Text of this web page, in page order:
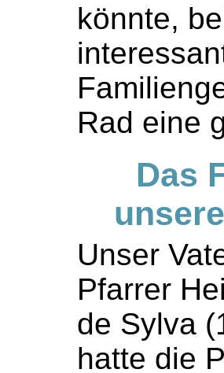
könnte,
Rad eine
Das
Unser
Pfarrer
de Sylva
hatte die